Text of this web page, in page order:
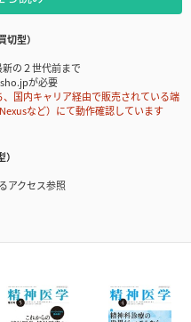
型）
の２世代前まで
が必要
国内キャリア経由で販売されている端
など）にて動作確認しています
アクセス参照